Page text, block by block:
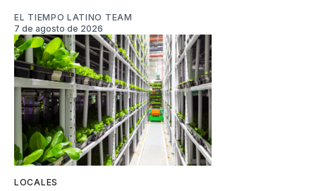
EL TIEMPO LATINO TEAM
7 de agosto de 2026
LOCALES